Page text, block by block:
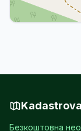
Безкоштовна